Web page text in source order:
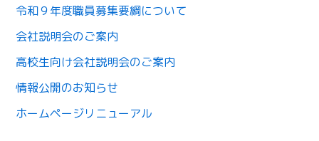
令和９年度職員募集要綱について
会社説明会のご案内
高校生向け会社説明会のご案内
情報公開のお知らせ
ホームページリニューアル